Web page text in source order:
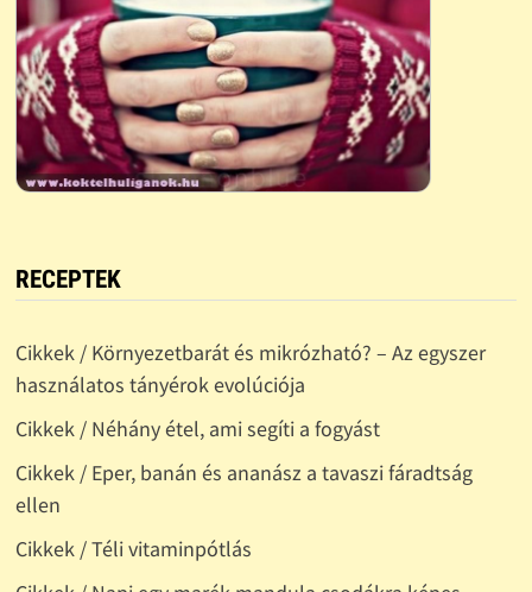
RECEPTEK
Cikkek / Környezetbarát és mikrózható? – Az egyszer
használatos tányérok evolúciója
Cikkek / Néhány étel, ami segíti a fogyást
Cikkek / Eper, banán és ananász a tavaszi fáradtság
ellen
Cikkek / Téli vitaminpótlás